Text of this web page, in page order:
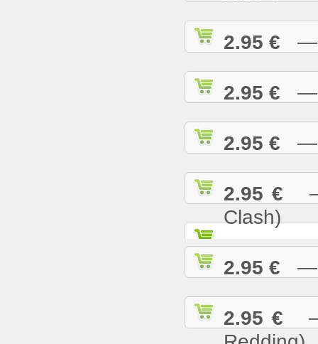
2.95 € —
2.95 € —
2.95 € —
2.95 € —
Clash)
2.95 € —
2.95 € —